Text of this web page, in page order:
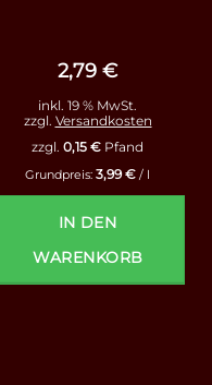
2,79 €
inkl. 19 % MwSt.
zzgl. Versandkosten
zzgl. 0,15 € Pfand
Grundpreis: 3,99€ / l
IN DEN
WARENKORB